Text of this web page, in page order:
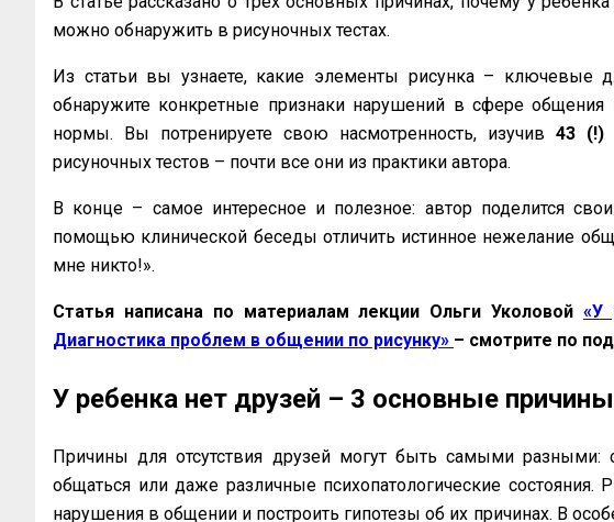
можно обнаружить в рисуночных тестах.
Из статьи вы узнаете, какие элементы рисунка – ключевые
обнаружите конкретные признаки нарушений в сфере общения
нормы. Вы потренируете свою насмотренность, изучив 43 (!)
рисуночных тестов – почти все они из практики автора.
В конце – самое интересное и полезное: автор поделится
помощью клинической беседы отличить истинное нежелание
мне никто!».
Статья написана по материалам лекции Ольги Уколовой «У
Диагностика проблем в общении по рисунку» – смотрите по
У ребенка нет друзей – 3 основные причины
Причины для отсутствия друзей могут быть самыми разными:
общаться или даже различные психопатологические состояния.
нарушения в общении и построить гипотезы об их причинах. В